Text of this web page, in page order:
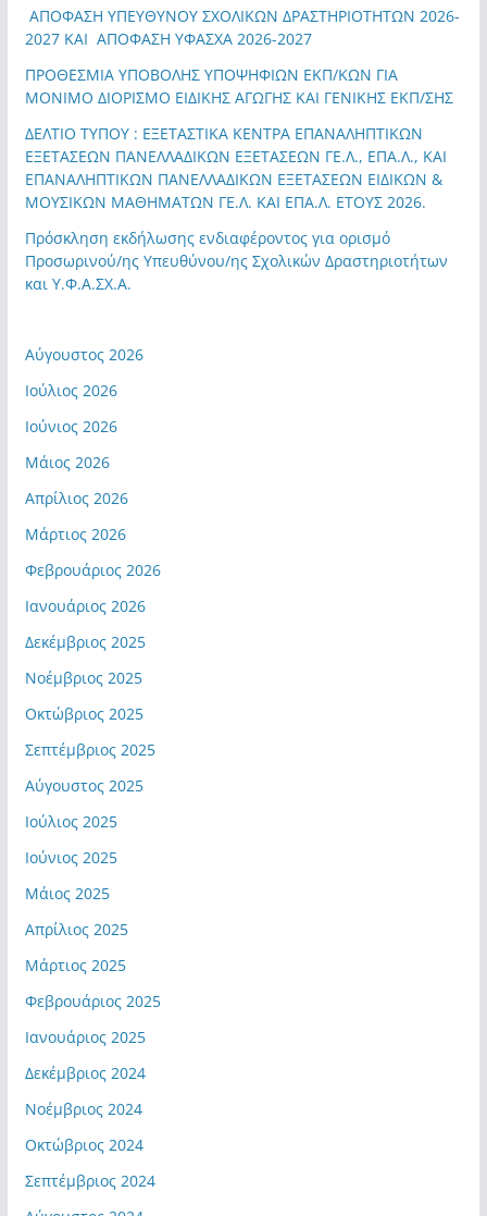
ΑΠΟΦΑΣΗ ΥΠΕΥΘΥΝΟΥ ΣΧΟΛΙΚΩΝ ΔΡΑΣΤΗΡΙΟΤΗΤΩΝ 2026-
2027 ΚΑΙ ΑΠΟΦΑΣΗ ΥΦΑΣΧΑ 2026-2027
ΠΡΟΘΕΣΜΙΑ ΥΠΟΒΟΛΗΣ ΥΠΟΨΗΦΙΩΝ ΕΚΠ/ΚΩΝ ΓΙΑ
ΜΟΝΙΜΟ ΔΙΟΡΙΣΜΟ ΕΙΔΙΚΗΣ ΑΓΩΓΗΣ ΚΑΙ ΓΕΝΙΚΗΣ ΕΚΠ/ΣΗΣ
ΔΕΛΤΙΟ ΤΥΠΟΥ : ΕΞΕΤΑΣΤΙΚΑ ΚΕΝΤΡΑ ΕΠΑΝΑΛΗΠΤΙΚΩΝ
ΕΞΕΤΑΣΕΩΝ ΠΑΝΕΛΛΑΔΙΚΩΝ ΕΞΕΤΑΣΕΩΝ ΓΕ.Λ., ΕΠΑ.Λ., ΚΑΙ
ΕΠΑΝΑΛΗΠΤΙΚΩΝ ΠΑΝΕΛΛΑΔΙΚΩΝ ΕΞΕΤΑΣΕΩΝ ΕΙΔΙΚΩΝ &
ΜΟΥΣΙΚΩΝ ΜΑΘΗΜΑΤΩΝ ΓΕ.Λ. ΚΑΙ ΕΠΑ.Λ. ΕΤΟΥΣ 2026.
Πρόσκληση εκδήλωσης ενδιαφέροντος για ορισμό
Προσωρινού/ης Υπευθύνου/ης Σχολικών Δραστηριοτήτων
και Υ.Φ.Α.ΣΧ.Α.
Αύγουστος 2026
Ιούλιος 2026
Ιούνιος 2026
Μάιος 2026
Απρίλιος 2026
Μάρτιος 2026
Φεβρουάριος 2026
Ιανουάριος 2026
Δεκέμβριος 2025
Νοέμβριος 2025
Οκτώβριος 2025
Σεπτέμβριος 2025
Αύγουστος 2025
Ιούλιος 2025
Ιούνιος 2025
Μάιος 2025
Απρίλιος 2025
Μάρτιος 2025
Φεβρουάριος 2025
Ιανουάριος 2025
Δεκέμβριος 2024
Νοέμβριος 2024
Οκτώβριος 2024
Σεπτέμβριος 2024